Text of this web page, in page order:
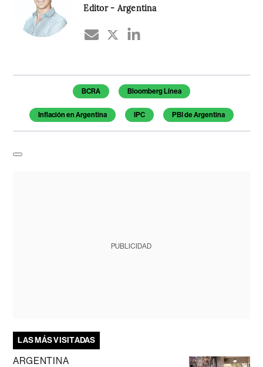
Editor - Argentina
Temas de este artículo
BCRA Bloomberg Línea
Inflación en Argentina IPC PBI de Argentina
PUBLICIDAD
LAS MÁS VISITADAS
ARGENTINA